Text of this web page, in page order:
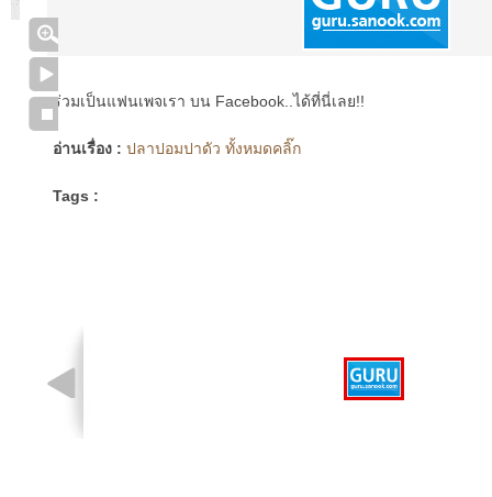
ร่วมเป็นแฟนเพจเรา บน Facebook..ได้ที่นี่เลย!!
อ่านเรื่อง : ปลาปอมปาดัว ทั้งหมดคลิ๊ก
Tags :